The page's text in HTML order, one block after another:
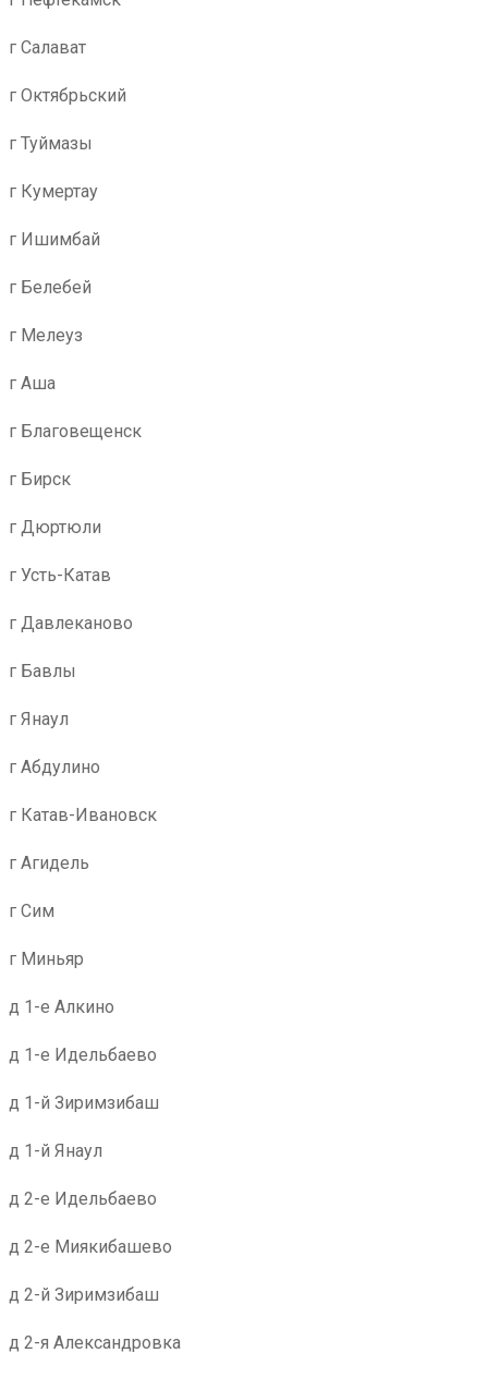
г Салават
г Октябрьский
г Туймазы
г Кумертау
г Ишимбай
г Белебей
г Мелеуз
г Аша
г Благовещенск
г Бирск
г Дюртюли
г Усть-Катав
г Давлеканово
г Бавлы
г Янаул
г Абдулино
г Катав-Ивановск
г Агидель
г Сим
г Миньяр
д 1-е Алкино
д 1-е Идельбаево
д 1-й Зиримзибаш
д 1-й Янаул
д 2-е Идельбаево
д 2-е Миякибашево
д 2-й Зиримзибаш
д 2-я Александровка